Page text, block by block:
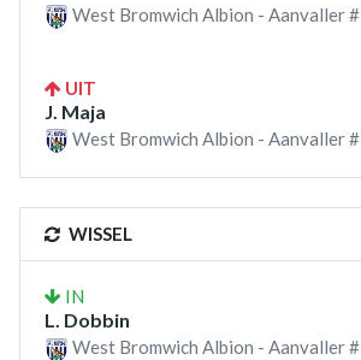
West Bromwich Albion - Aanvaller #
UIT
J. Maja
West Bromwich Albion - Aanvaller #
WISSEL
IN
L. Dobbin
West Bromwich Albion - Aanvaller #